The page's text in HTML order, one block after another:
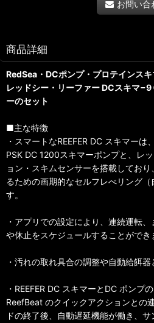
お問い合
商品詳細
RedSea・DCポンプ・プロテインスキ
レッドシー・リーファー DCスキマ
ーのセット
■主な特徴
・スマートなREEFER DC スキマー
PSK DC 1200スキマーポンプと、レ
ョン・スキムセンサーを搭載してお
るための画期的なセルフレべリング
す。
・アプリでの設定により、連続運転
や休止をスケジュールすることができ
・汚れの取れ具合の調整や自動給餌器
・REEFER DC スキマーとDC ポンプ
ReefBeat のクイックアクションとの
ドの終了後、自動遅延機能が働き、